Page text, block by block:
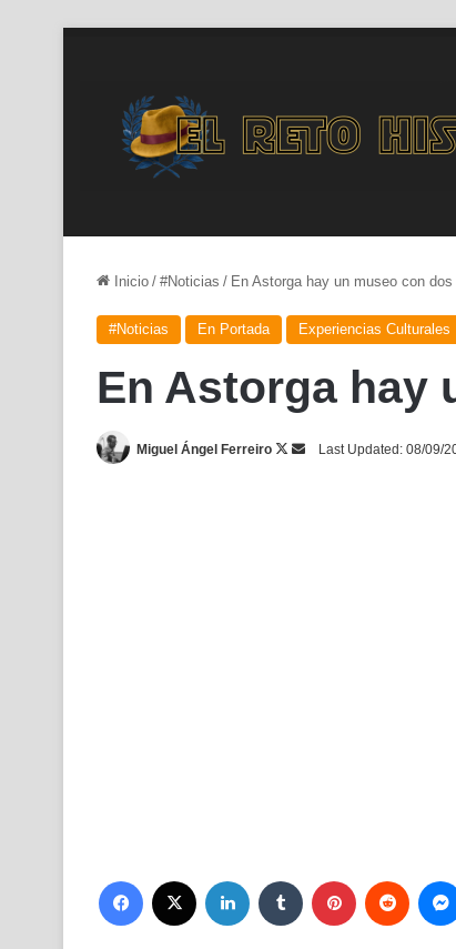
Inicio / #Noticias / En Astorga hay un museo con
#Noticias En Portada Experiencias Culturales
En Astorga hay
Miguel Ángel Ferreiro
Follow
SendLast Updated: 08/09/
Facebook LinkedIn Tumblr Pinterest Reddit